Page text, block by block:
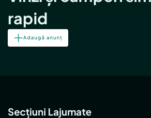
rapid
Adaugă anunț
Secțiuni Lajumate